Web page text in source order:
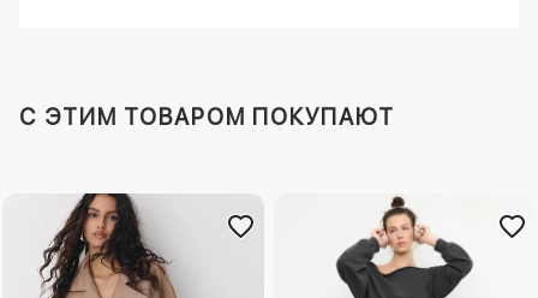
C ЭТИМ ТОВАРОМ ПОКУПАЮТ